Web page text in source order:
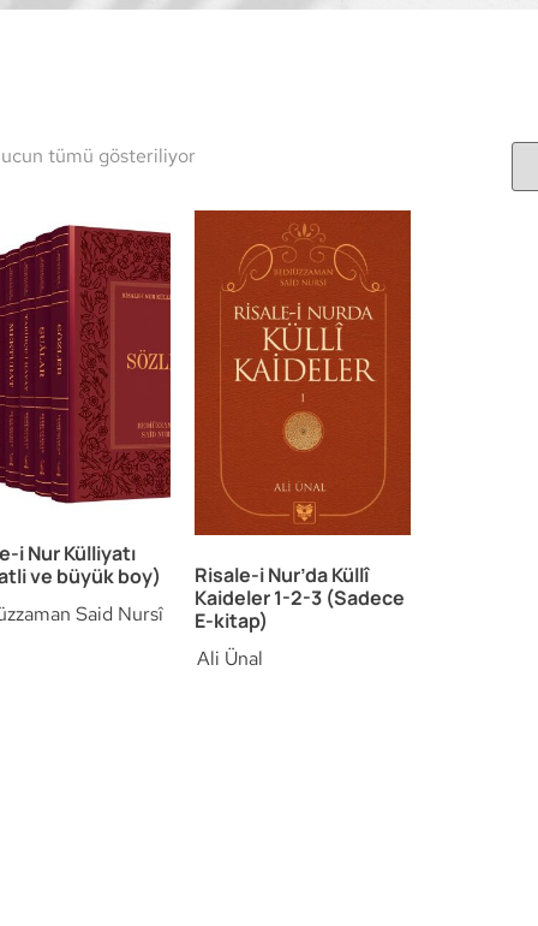
tümü gösteriliyor
i Nur Külliyatı
ve büyük boy)
Said Nursî
Risale-i Nur’da Küllî
Kaideler 1-2-3 (Sadece
E-kitap)
Ali Ünal